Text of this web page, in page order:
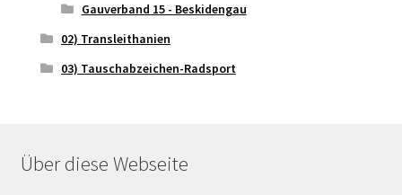
Gauverband 15 - Beskidengau
02) Transleithanien
03) Tauschabzeichen-Radsport
Über diese Webseite